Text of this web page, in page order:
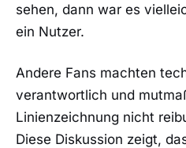
sehen, dann war es
ein Nutzer.
Andere Fans machten
verantwortlich und
Linienzeichnung nicht
Diese Diskussion zeigt,